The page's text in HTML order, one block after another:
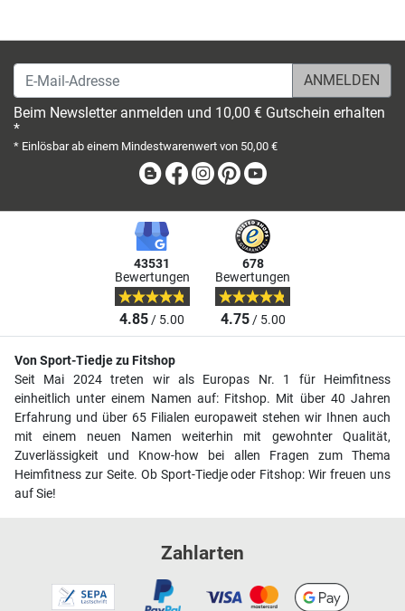
E-Mail-Adresse
Beim Newsletter anmelden und 10,00 € Gutschein erhalten
*
* Einlösbar ab einem Mindestwarenwert von 50,00 €
BlogFacebook
Instagram
Pinterest
43531
Bewertungen
4.85/ 5.00
678
Bewertungen
4.75/ 5.00
Von Sport-Tiedje zu Fitshop
Seit Mai 2024 treten wir als Europas Nr. 1 für Heimfitness
einheitlich unter einem Namen auf: Fitshop. Mit über 40 Jahren
Erfahrung und über 65 Filialen europaweit stehen wir Ihnen auch
mit einem neuen Namen weiterhin mit gewohnter Qualität,
Zuverlässigkeit und Know-how bei allen Fragen zum Thema
Heimfitness zur Seite. Ob Sport-Tiedje oder Fitshop: Wir freuen uns
auf Sie!
Zahlarten